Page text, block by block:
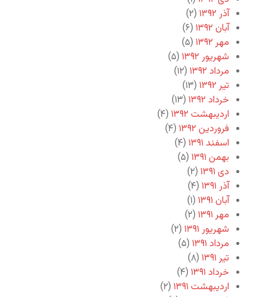
آذر ۱۳۹۲
(۲)
آبان ۱۳۹۲
(۶)
مهر ۱۳۹۲
(۵)
شهریور ۱۳۹۲
(۵)
مرداد ۱۳۹۲
(۱۲)
تیر ۱۳۹۲
(۱۳)
خرداد ۱۳۹۲
(۱۳)
اردیبهشت ۱۳۹۲
(۴)
فروردین ۱۳۹۲
(۴)
اسفند ۱۳۹۱
(۴)
بهمن ۱۳۹۱
(۵)
دی ۱۳۹۱
(۲)
آذر ۱۳۹۱
(۴)
آبان ۱۳۹۱
(۱)
مهر ۱۳۹۱
(۲)
شهریور ۱۳۹۱
(۲)
مرداد ۱۳۹۱
(۵)
تیر ۱۳۹۱
(۸)
خرداد ۱۳۹۱
(۴)
اردیبهشت ۱۳۹۱
(۲)